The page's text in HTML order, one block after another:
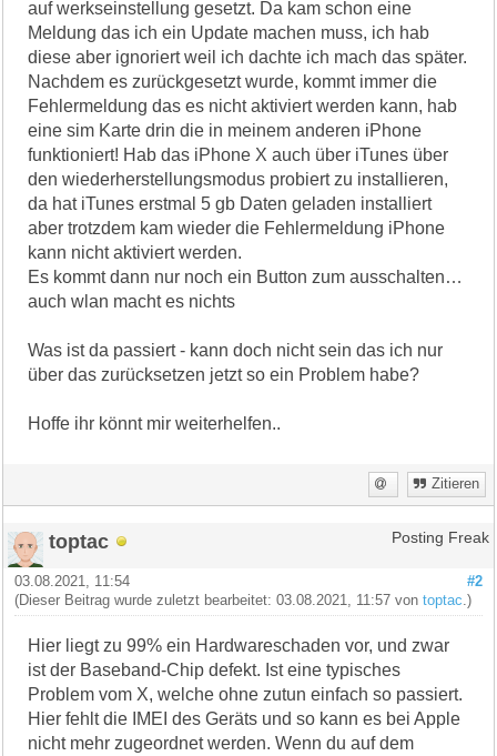
auf werkseinstellung gesetzt. Da kam schon eine
Meldung das ich ein Update machen muss, ich hab
diese aber ignoriert weil ich dachte ich mach das später.
Nachdem es zurückgesetzt wurde, kommt immer die
Fehlermeldung das es nicht aktiviert werden kann, hab
eine sim Karte drin die in meinem anderen iPhone
funktioniert! Hab das iPhone X auch über iTunes über
den wiederherstellungsmodus probiert zu installieren,
da hat iTunes erstmal 5 gb Daten geladen installiert
aber trotzdem kam wieder die Fehlermeldung iPhone
kann nicht aktiviert werden.
Es kommt dann nur noch ein Button zum ausschalten…
auch wlan macht es nichts
Was ist da passiert - kann doch nicht sein das ich nur
über das zurücksetzen jetzt so ein Problem habe?
Hoffe ihr könnt mir weiterhelfen..
Zitieren
toptac Posting Freak
#2
03.08.2021, 11:54
(Dieser Beitrag wurde zuletzt bearbeitet: 03.08.2021, 11:57 vontoptac .)
Hier liegt zu 99% ein Hardwareschaden vor, und zwar
ist der Baseband-Chip defekt. Ist eine typisches
Problem vom X, welche ohne zutun einfach so passiert.
Hier fehlt die IMEI des Geräts und so kann es bei Apple
nicht mehr zugeordnet werden. Wenn du auf dem